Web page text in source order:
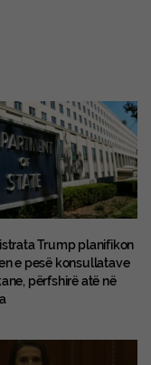
Trump planifikon
e pesë konsullatave
përfshirë atë në